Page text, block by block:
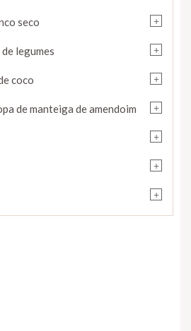
+
seco
+
legumes
+
coco
+
de manteiga de amendoim
+
+
+